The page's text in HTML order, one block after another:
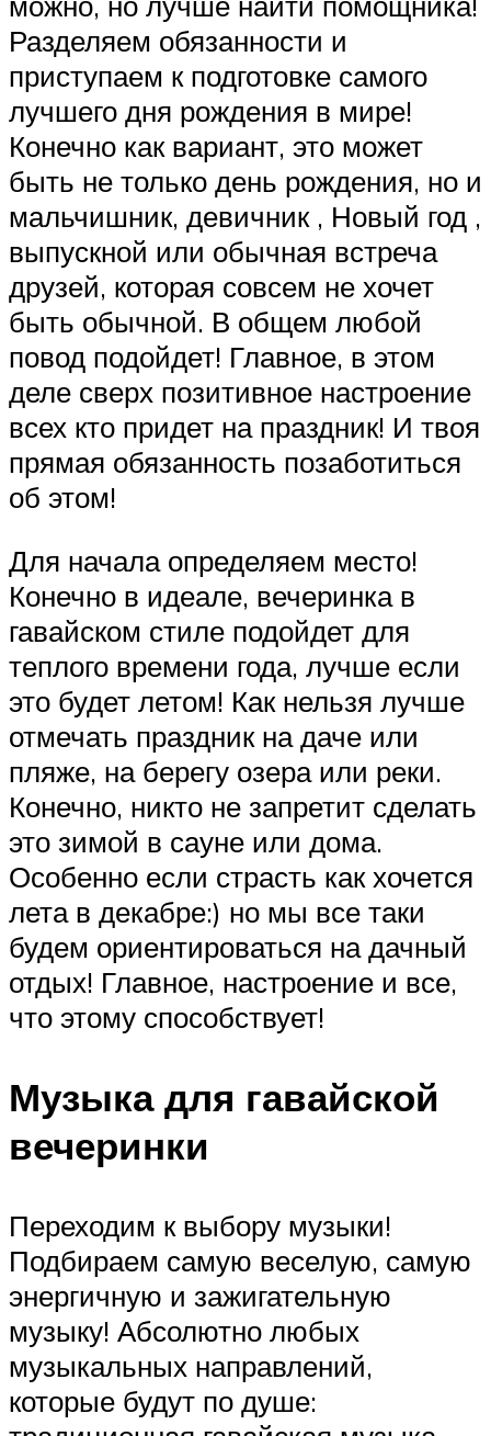
Разделяем обязанности и
приступаем к подготовке самого
лучшего дня рождения в мире!
Конечно как вариант, это может
быть не только день рождения, но и
мальчишник, девичник , Новый год ,
выпускной или обычная встреча
друзей, которая совсем не хочет
быть обычной. В общем любой
повод подойдет! Главное, в этом
деле сверх позитивное настроение
всех кто придет на праздник! И твоя
прямая обязанность позаботиться
об этом!
Для начала определяем место!
Конечно в идеале, вечеринка в
гавайском стиле подойдет для
теплого времени года, лучше если
это будет летом! Как нельзя лучше
отмечать праздник на даче или
пляже, на берегу озера или реки.
Конечно, никто не запретит сделать
это зимой в сауне или дома.
Особенно если страсть как хочется
лета в декабре:) но мы все таки
будем ориентироваться на дачный
отдых! Главное, настроение и все,
что этому способствует!
Музыка для гавайской
вечеринки
Переходим к выбору музыки!
Подбираем самую веселую, самую
энергичную и зажигательную
музыку! Абсолютно любых
музыкальных направлений,
которые будут по душе: